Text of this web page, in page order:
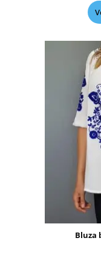
Bluza